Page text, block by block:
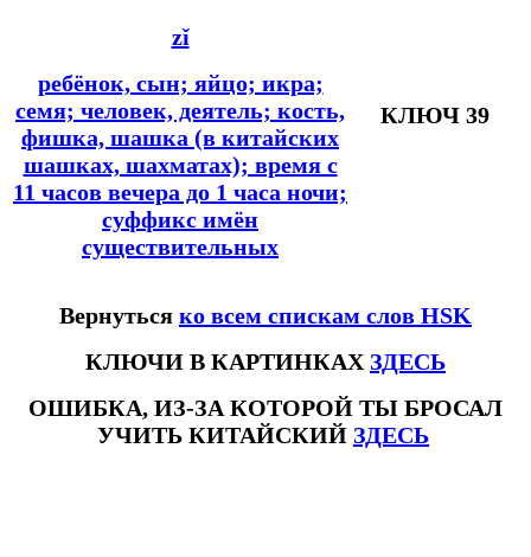
zǐ
ребёнок, сын; яйцо; икра;
семя; человек, деятель; кость,
фишка, шашка (в китайских
шашках, шахматах); время с
11 часов вечера до 1 часа ночи;
суффикс имён
существительных
КЛЮЧ 39
Вернуться ко всем спискам слов HSK
КЛЮЧИ В КАРТИНКАХ ЗДЕСЬ
ОШИБКА, ИЗ-ЗА КОТОРОЙ ТЫ БРОСАЛ
УЧИТЬ КИТАЙСКИЙ ЗДЕСЬ